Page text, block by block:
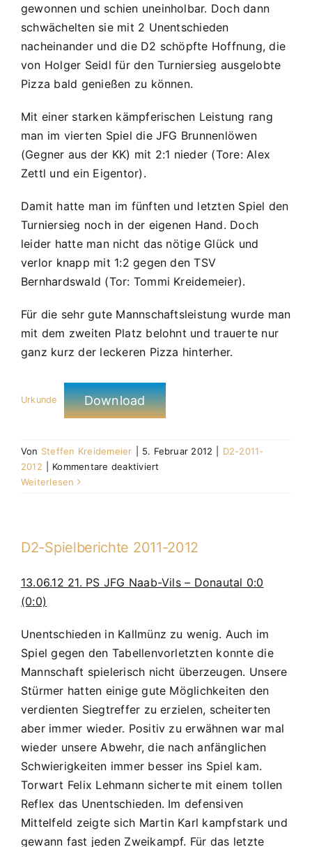
gewonnen und schien uneinholbar. Doch dann
schwächelten sie mit 2 Unentschieden
nacheinander und die D2 schöpfte Hoffnung, die
von Holger Seidl für den Turniersieg ausgelobte
Pizza bald genießen zu können.
Mit einer starken kämpferischen Leistung rang
man im vierten Spiel die JFG Brunnenlöwen
(Gegner aus der KK) mit 2:1 nieder (Tore: Alex
Zettl und ein Eigentor).
Damit hatte man im fünften und letzten Spiel den
Turniersieg noch in der eigenen Hand. Doch
leider hatte man nicht das nötige Glück und
verlor knapp mit 1:2 gegen den TSV
Bernhardswald (Tor: Tommi Kreidemeier).
Für die sehr gute Mannschaftsleistung wurde man
mit dem zweiten Platz belohnt und trauerte nur
ganz kurz der leckeren Pizza hinterher.
Urkunde Download
Von Steffen Kreidemeier 5. Februar 2012
D2-2011-
2012
Kommentare deaktiviert
SV
Platz
Weiterlesen
D2-Spielberichte 2011-2012
13.06.12 21. PS JFG Naab-Vils – Donautal 0:0
(0:0)
Unentschieden in Kallmünz zu wenig. Auch im
Spiel gegen den Tabellenvorletzten konnte die
Mannschaft spielerisch nicht überzeugen. Unsere
Stürmer hatten einige gute Möglichkeiten den
verdienten Siegtreffer zu erzielen, scheiterten
aber immer wieder. Positiv zu erwähnen war mal
wieder unsere Abwehr, die nach anfänglichen
Schwierigkeiten immer besser ins Spiel kam.
Torwart Felix Lehmann sicherte mit einem tollen
Reflex das Unentschieden. Im defensiven
Mittelfeld zeigte sich Martin Karl kampfstark und
gewann fast jeden Zweikampf. Für das letzte